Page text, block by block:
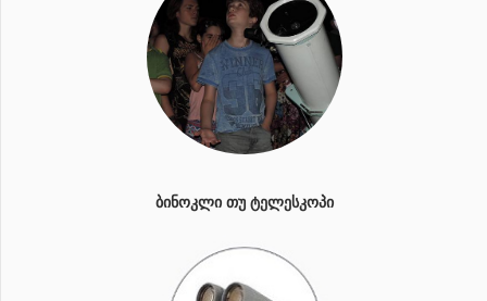
ᲑᲘᲜᲝᲙᲚᲘ ᲗᲣ ᲢᲔᲚᲔᲡᲙᲝᲞᲘ